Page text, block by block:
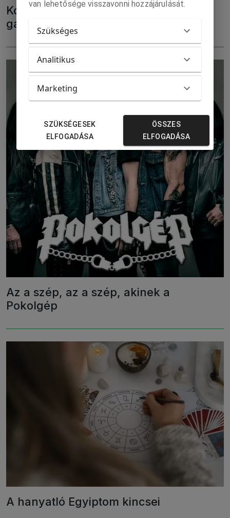
Kovácsműves alkotások és ékszerek a
galántai múzeumban
Az a szép, az a szép, akinek a
Pokolgép
A hanyatló Egyiptom kincsei
van lehetősége visszavonni hozzájárulását.
Szükséges
Analitikus
Marketing
SZÜKSÉGESEK
ELFOGADÁSA
ÖSSZES
ELFOGADÁSA